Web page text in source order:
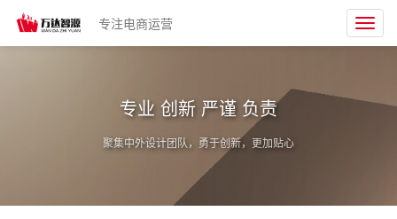
专注电商运营
专业 创新 严谨 负责
聚集中外设计团队，勇于创新，更加贴心